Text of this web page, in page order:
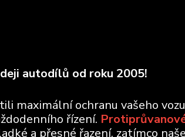
autodílů od roku 2005!
maximální ochranu vašeho
řízení.
a přesné řazení, zatímco